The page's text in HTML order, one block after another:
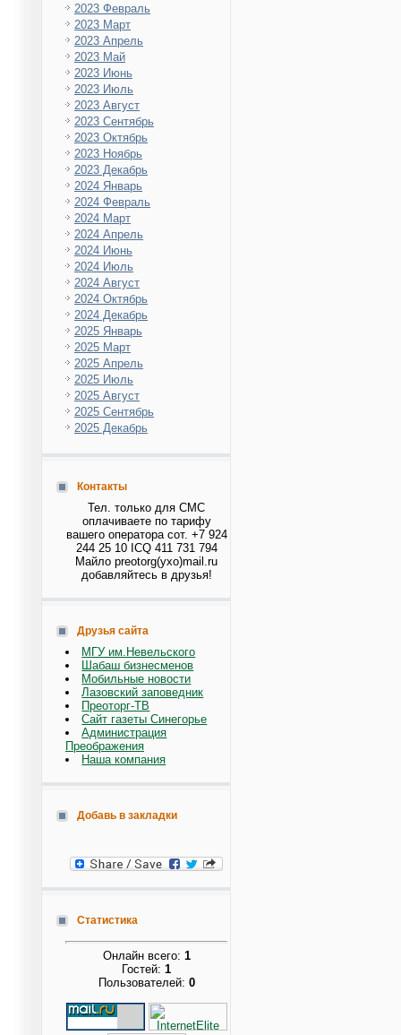
2023 Февраль
2023 Март
2023 Апрель
2023 Май
2023 Июнь
2023 Июль
2023 Август
2023 Сентябрь
2023 Октябрь
2023 Ноябрь
2023 Декабрь
2024 Январь
2024 Февраль
2024 Март
2024 Апрель
2024 Июнь
2024 Июль
2024 Август
2024 Октябрь
2024 Декабрь
2025 Январь
2025 Март
2025 Апрель
2025 Июль
2025 Август
2025 Сентябрь
2025 Декабрь
Контакты
Тел. только для СМС
оплачиваете по тарифу
вашего оператора сот. +7 924
244 25 10 ICQ 411 731 794
Майло preotorg(ухо)mail.ru
добавляйтесь в друзья!
Друзья сайта
МГУ им.Невельского
Шабаш бизнесменов
Мобильные новости
Лазовский заповедник
Преоторг-ТВ
Сайт газеты Синегорье
Администрация
Преображения
Наша компания
Добавь в закладки
Статистика
Онлайн всего: 1
Гостей: 1
Пользователей: 0